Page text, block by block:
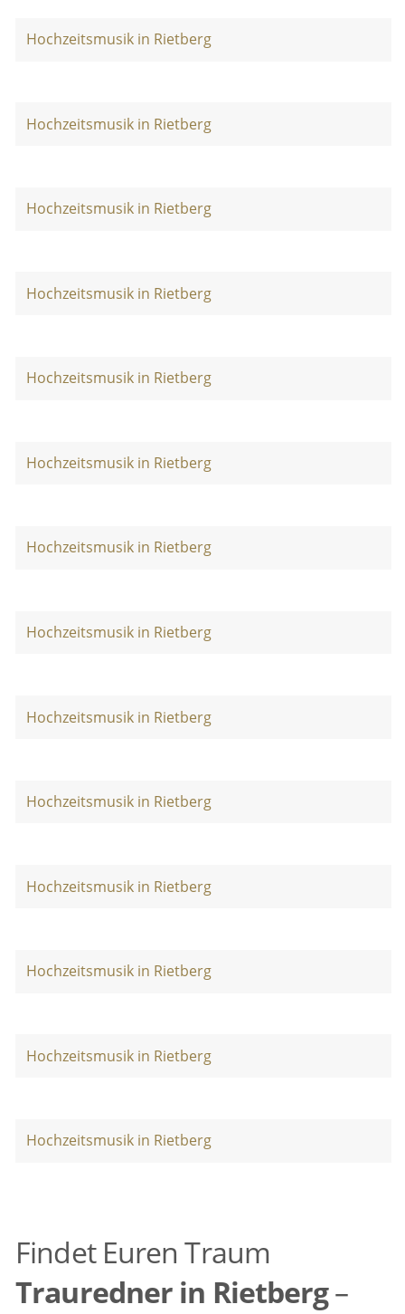
Hochzeitsmusik in Rietberg
Hochzeitsmusik in Rietberg
Hochzeitsmusik in Rietberg
Hochzeitsmusik in Rietberg
Hochzeitsmusik in Rietberg
Hochzeitsmusik in Rietberg
Hochzeitsmusik in Rietberg
Hochzeitsmusik in Rietberg
Hochzeitsmusik in Rietberg
Hochzeitsmusik in Rietberg
Hochzeitsmusik in Rietberg
Hochzeitsmusik in Rietberg
Hochzeitsmusik in Rietberg
Hochzeitsmusik in Rietberg
Findet Euren Traum
Trauredner in Rietberg–